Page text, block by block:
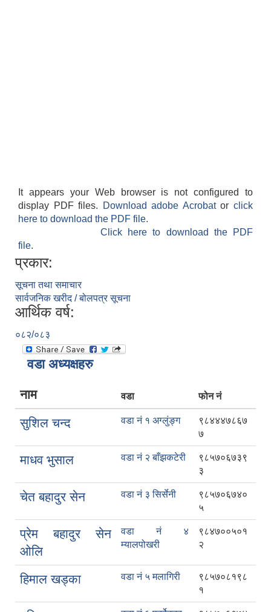
It appears your Web browser is not configured to
display PDF files.
Download adobe Acrobatorclick
here to download the PDF file.
Click here to download the PDF
file.
प्रकार:
सूचना तथा समाचार
सार्वजनिक खरीद / बोलपत्र सूचना
आर्थिक वर्ष:
०८२/०८३
वडा अध्यक्षहरु
नाम वडा फोन नं
सुशिल चन्द वडा नं १ अग्लुंङ्ग
९८४४४७८६७
७
माधव भुसाल वडा नं २ बाँझकटेरी
९८५७०६७३९
३
चेत बहादुर सेन वडा नं ३ सिर्सेनी
९८५७०६७४०
५
प्रेम बहादुर सेन
ओलि
वडा नं ४
म्यालपोखरी
९८४७००५०१
२
हिमाल खड्का वडा नं ५ मलागिरी
९८५७०८१९८
१